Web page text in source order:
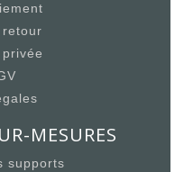
MESURES
supports